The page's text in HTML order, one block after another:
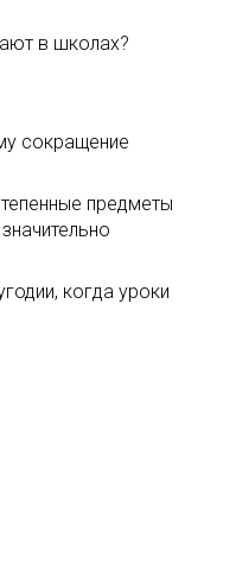
в школах?
сокращение
предметы
когда уроки